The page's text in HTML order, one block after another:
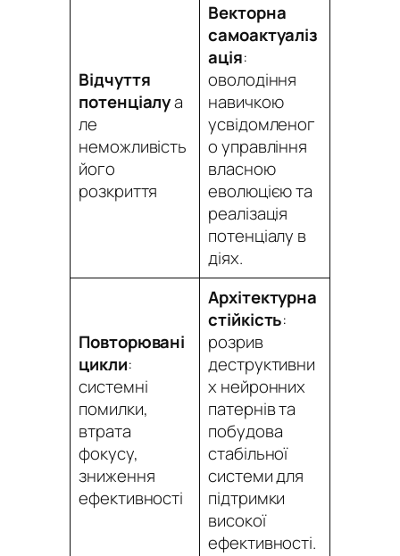
Відчуття
потенціалуа
ле
неможливість
його
розкриття
Векторна
самоактуаліз
ація:
оволодіння
навичкою
усвідомленог
о управління
власною
еволюцією та
реалізація
потенціалу в
діях.
Повторювані
цикли:
системні
помилки,
втрата
фокусу,
зниження
ефективності
Архітектурна
стійкість:
розрив
деструктивни
х нейронних
патернів та
побудова
стабільної
системи для
підтримки
високої
ефективності.